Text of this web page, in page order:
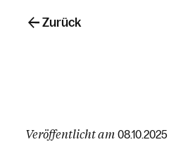
Veröffentlicht am 08.10.2025
Zurück